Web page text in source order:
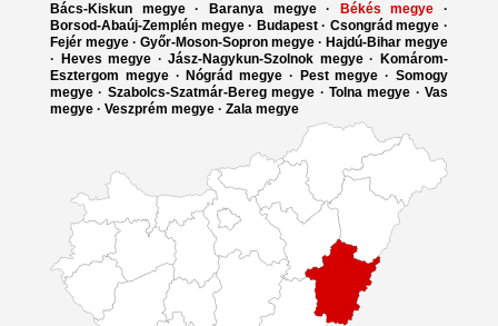
Bács-Kiskun megye· Baranya megye· Békés megye ·
Borsod-Abaúj-Zemplén megye· Budapest· Csongrád megye ·
Fejér megye · Győr-Moson-Sopron megye · Hajdú-Bihar megye
·
Heves megye ·Jász-Nagykun-Szolnok megye·
Komárom-
Esztergom megye· Nógrád megye · Pest megye ·Somogy
megye · Szabolcs-Szatmár-Bereg megye · Tolna megye · Vas
megye · Veszprém megye · Zala megye